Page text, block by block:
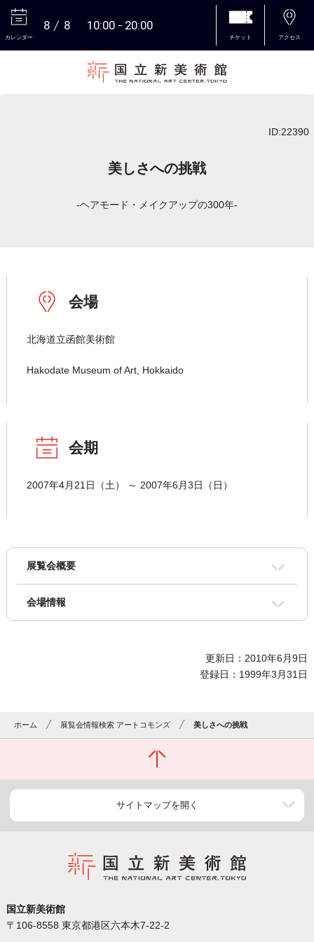
カレンダー
8 8 10:00 20:00
チケット アクセス
ID:22390
美しさへの挑戦
-ヘアモード・メイクアップの300年-
会場
北海道立函館美術館
Hakodate Museum of Art, Hokkaido
会期
2007年4月21日（土） ～ 2007年6月3日（日）
展覧会概要
会場情報
更新日：2010年6月9日
登録日：1999年3月31日
ホーム 展覧会情報検索 アートコモンズ 美しさへの挑戦
サイトマップを開く
国立新美術館
〒106-8558 東京都港区六本木7-22-2